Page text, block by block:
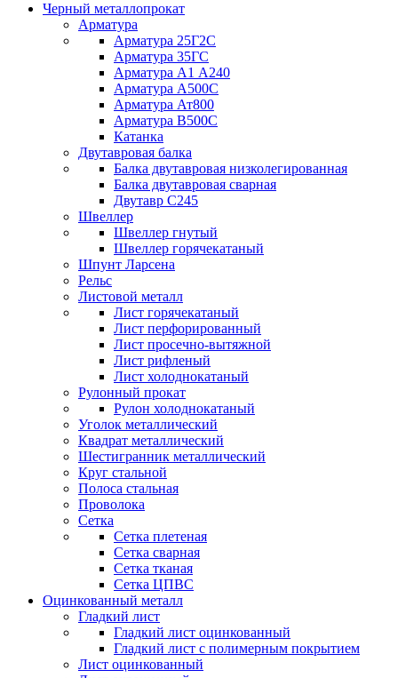
Черный металлопрокат
Арматура
Арматура 25Г2С
Арматура 35ГС
Арматура А1 А240
Арматура А500С
Арматура Ат800
Арматура В500С
Катанка
Двутавровая балка
Балка двутавровая низколегированная
Балка двутавровая сварная
Двутавр С245
Швеллер
Швеллер гнутый
Швеллер горячекатаный
Шпунт Ларсена
Рельс
Листовой металл
Лист горячекатаный
Лист перфорированный
Лист просечно-вытяжной
Лист рифленый
Лист холоднокатаный
Рулонный прокат
Рулон холоднокатаный
Уголок металлический
Квадрат металлический
Шестигранник металлический
Круг стальной
Полоса стальная
Проволока
Сетка
Сетка плетеная
Сетка сварная
Сетка тканая
Сетка ЦПВС
Оцинкованный металл
Гладкий лист
Гладкий лист оцинкованный
Гладкий лист с полимерным покрытием
Лист оцинкованный